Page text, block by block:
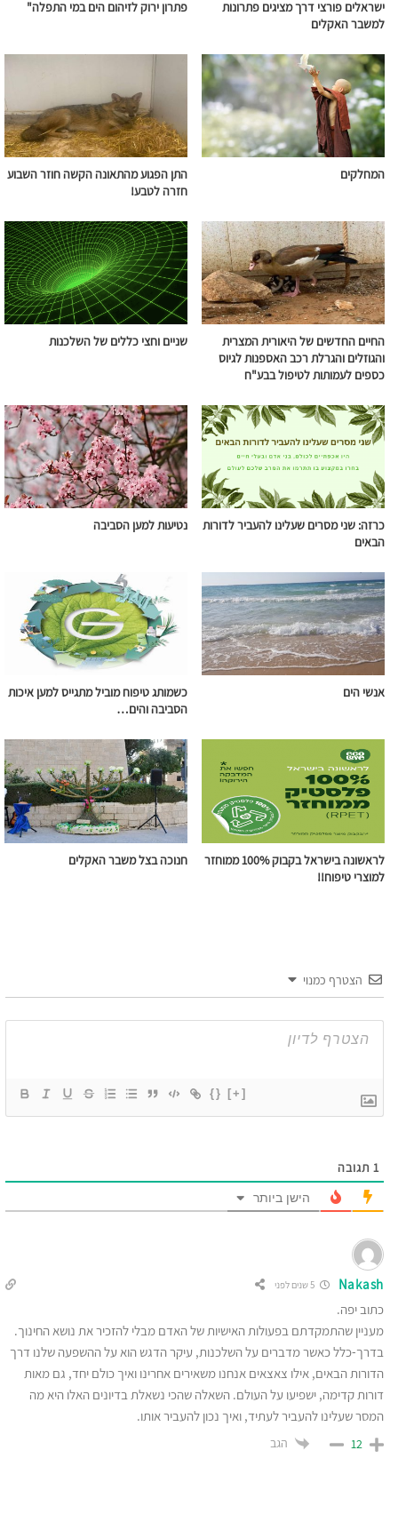
ישראלים פורצי דרך מציגים פתרונות
למשבר האקלים
פתרון ירוק לזיהום הים במי התפלה"
המחלקים
התן הפגוע מהתאונה הקשה חוזר השבוע
חזרה לטבע!
החיים החדשים של היאורית המצרית
והגוזלים והגרלת רכב האספנות לגיוס
כספים לעמותות לטיפול בבע"ח
שניים וחצי כללים של השלכנות
כרזה: שני מסרים שעלינו להעביר לדורות
הבאים
נטיעות למען הסביבה
אנשי הים
כשמותג טיפוח מוביל מתגייס למען איכות
הסביבה והים…
לראשונה בישראל בקבוק 100% ממוחזר
למוצרי טיפוח!!
חנוכה בצל משבר האקלים
הצטרף כמנוי
{} [+]
1 תגובה
הישן ביותר
Nakash 5 שנים לפני
כתוב יפה.
מעניין שהתמקדתם בפעולות האישיות של האדם מבלי להזכיר את נושא החינוך.
בדרך-כלל כאשר מדברים על השלכנות, עיקר הדגש הוא על ההשפעה שלנו דרך
הדורות הבאים, אילו צאצאים אנחנו משאירים אחרינו ואיך כולם יחד, גם מאות
דורות קדימה, ישפיעו על העולם. השאלה שהכי נשאלת בדיונים האלו היא מה
המסר שעלינו להעביר לעתיד, ואיך נכון להעביר אותו.
12 הגב